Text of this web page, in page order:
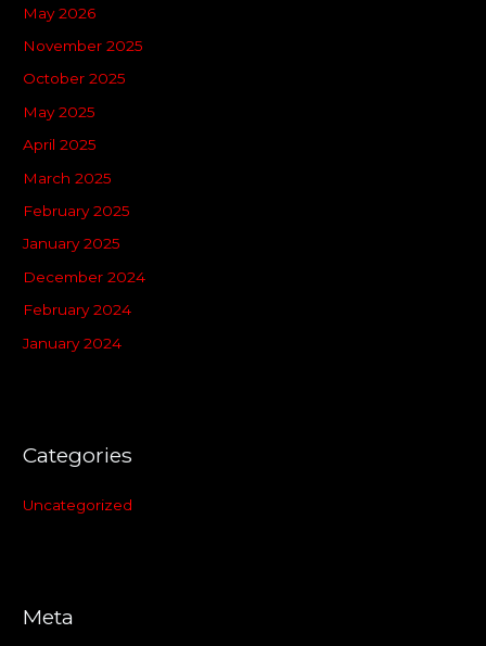
May 2026
November 2025
October 2025
May 2025
April 2025
March 2025
February 2025
January 2025
December 2024
February 2024
January 2024
Categories
Uncategorized
Meta